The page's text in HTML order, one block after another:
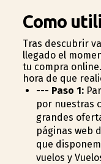
Como
Tras descubrir
llegado el
tu compra
hora de que
--- Paso 1:
por nuestras
grandes
páginas web
que
vuelos y